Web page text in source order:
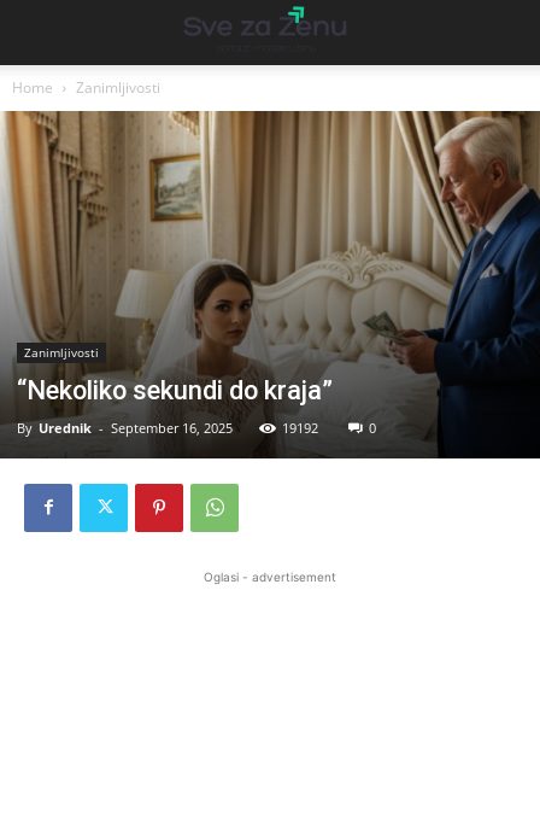
Home Zanimljivosti
Zanimljivosti
“Nekoliko sekundi do kraja”
By Urednik - September 16, 2025 19192 0
Oglasi - advertisement